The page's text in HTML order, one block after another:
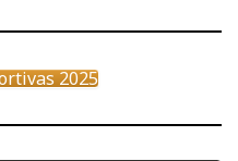
2025